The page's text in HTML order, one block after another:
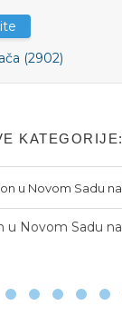
(2902)
KATEGORIJE:
Detelinari